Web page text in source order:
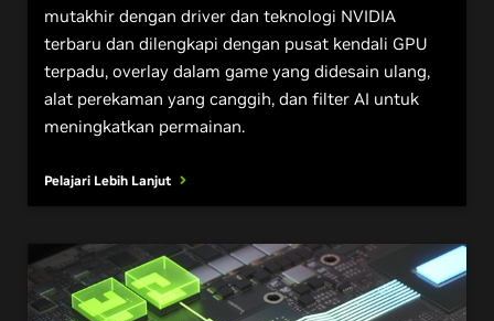
mutakhir dengan driver dan teknologi NVIDIA
terbaru dan dilengkapi dengan pusat kendali GPU
terpadu, overlay dalam game yang didesain ulang,
alat perekaman yang canggih, dan filter AI untuk
meningkatkan permainan.
Pelajari Lebih Lanjut